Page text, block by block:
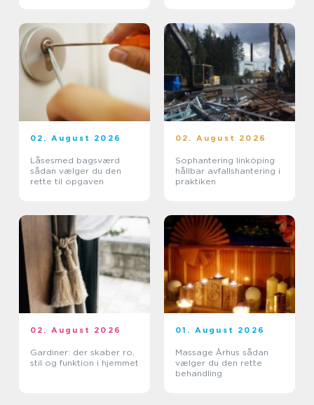
02. August 2026
Låsesmed bagsværd
sådan vælger du den
rette til opgaven
02. August 2026
Sophantering linköping
hållbar avfallshantering i
praktiken
02. August 2026
Gardiner: der skaber ro,
stil og funktion i hjemmet
01. August 2026
Massage Århus sådan
vælger du den rette
behandling